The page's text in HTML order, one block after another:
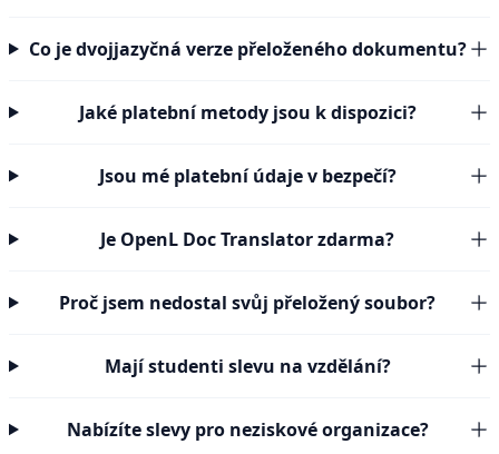
Co je dvojjazyčná verze přeloženého dokumentu?
Jaké platební metody jsou k dispozici?
Jsou mé platební údaje v bezpečí?
Je OpenL Doc Translator zdarma?
Proč jsem nedostal svůj přeložený soubor?
Mají studenti slevu na vzdělání?
Nabízíte slevy pro neziskové organizace?